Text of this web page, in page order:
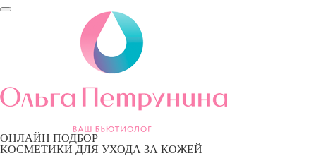
ОНЛАЙН ПОДБОР
КОСМЕТИКИ ДЛЯ УХОДА ЗА КОЖЕЙ